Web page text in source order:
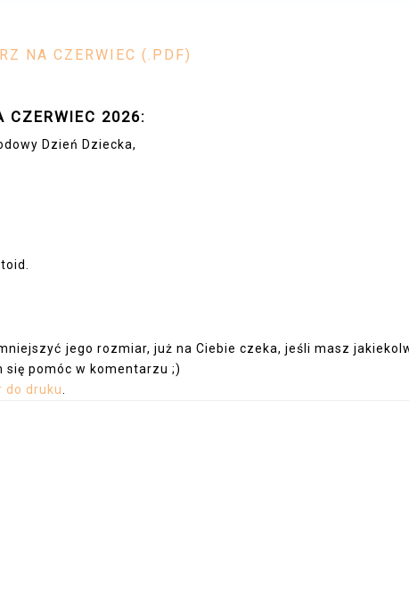
NA CZERWIEC (.PDF)
CZERWIEC 2026:
Dzień Dziecka,
jego rozmiar, już na Ciebie czeka, jeśli masz
pomóc w komentarzu ;)
do druku